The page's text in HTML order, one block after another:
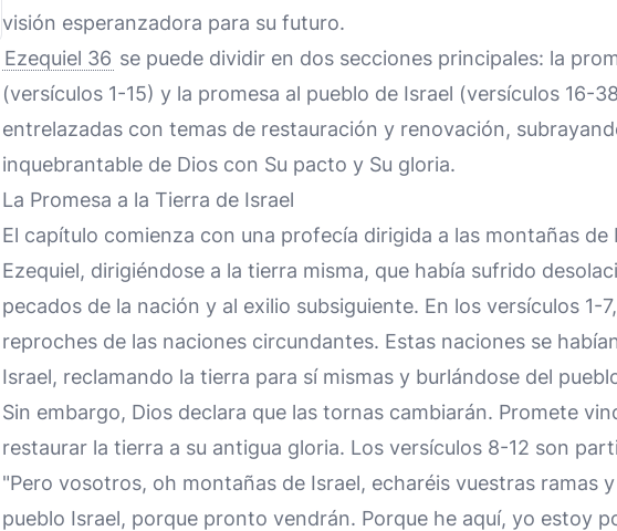
visión esperanzadora para su futuro.
Ezequiel 36 se puede dividir en dos secciones principales: la
(versículos 1-15) y la promesa al pueblo de Israel (versículos 16-
entrelazadas con temas de restauración y renovación,
inquebrantable de Dios con Su pacto y Su gloria.
La Promesa a la Tierra de Israel
El capítulo comienza con una profecía dirigida a las montañas de
Ezequiel, dirigiéndose a la tierra misma, que había sufrido
pecados de la nación y al exilio subsiguiente. En los versículos 1-
reproches de las naciones circundantes. Estas naciones se
Israel, reclamando la tierra para sí mismas y burlándose del
Sin embargo, Dios declara que las tornas cambiarán. Promete
restaurar la tierra a su antigua gloria. Los versículos 8-12 son
"Pero vosotros, oh montañas de Israel, echaréis vuestras ramas
pueblo Israel, porque pronto vendrán. Porque he aquí, yo estoy